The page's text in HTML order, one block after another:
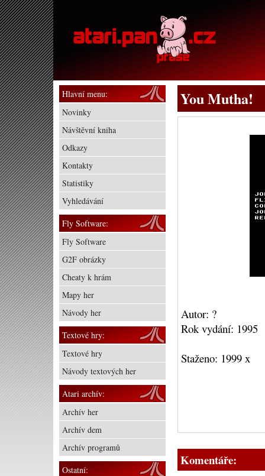
You Mutha!
Autor: ?
Rok vydání: 1995
Staženo: 1999 x
Komentáře:
Hlavní menu:
Novinky
Návštěvní kniha
Odkazy
Kontakty
Statistiky
Vyhledávání
Fly Software:
Fly Software
G2F obrázky
Cheaty k hrám
Mapy her
Návody her
Textové hry:
Textové hry
Návody textových her
Atari archív:
Archív her
Archív dem
Archív programů
Ostatní: